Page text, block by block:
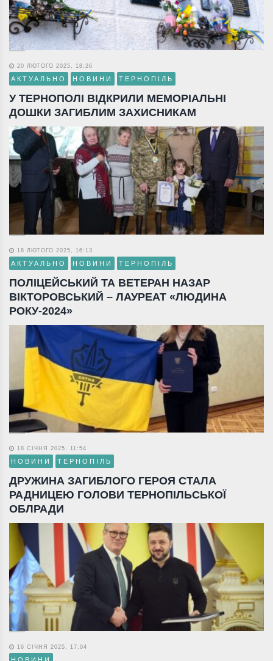
20 ЛЮТОГО 2025, 18:26
АКТУАЛЬНО НОВИНИ ТЕРНОПІЛЬ
У ТЕРНОПОЛІ ВІДКРИЛИ МЕМОРІАЛЬНІ
ДОШКИ ЗАГИБЛИМ ЗАХИСНИКАМ
18 ЛЮТОГО 2025, 16:13
АКТУАЛЬНО НОВИНИ ТЕРНОПІЛЬ
ПОЛІЦЕЙСЬКИЙ ТА ВЕТЕРАН НАЗАР
ВІКТОРОВСЬКИЙ – ЛАУРЕАТ «ЛЮДИНА
РОКУ-2024»
18 СІЧНЯ 2025, 11:54
НОВИНИ ТЕРНОПІЛЬ
ДРУЖИНА ЗАГИБЛОГО ГЕРОЯ СТАЛА
РАДНИЦЕЮ ГОЛОВИ ТЕРНОПІЛЬСЬКОЇ
ОБЛРАДИ
16 СІЧНЯ 2025, 17:04